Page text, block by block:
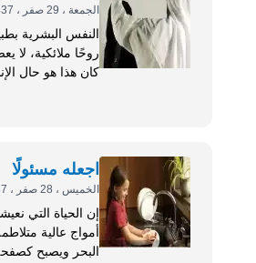
الجمعة ، 29 صفر ، 1437 الموافق 11 ديسمبر 2015
النفس البشرية
كان هذا هو حال
اجعله مسئولًا
الخميس ، 28 صفر ، 1437 الموافق 10 ديسمبر 2015
إن الحياة التي
أمواج عالية
البحر ويصبح